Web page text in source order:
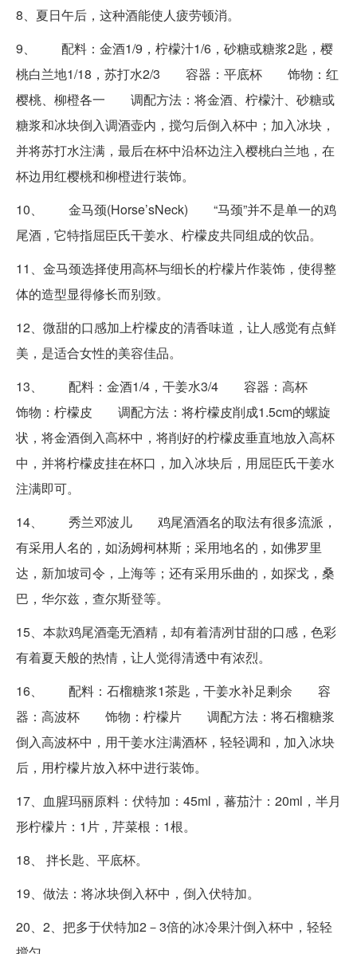
8、夏日午后，这种酒能使人疲劳顿消。
9、 配料：金酒1/9，柠檬汁1/6，砂糖或糖浆2匙，樱
桃白兰地1/18，苏打水2/3 容器：平底杯 饰物：红
樱桃、柳橙各一 调配方法：将金酒、柠檬汁、砂糖或
糖浆和冰块倒入调酒壶内，搅匀后倒入杯中；加入冰块，
并将苏打水注满，最后在杯中沿杯边注入樱桃白兰地，在
杯边用红樱桃和柳橙进行装饰。
10、 金马颈(Horse’sNeck) “马颈”并不是单一的鸡
尾酒，它特指屈臣氏干姜水、柠檬皮共同组成的饮品。
11、金马颈选择使用高杯与细长的柠檬片作装饰，使得整
体的造型显得修长而别致。
12、微甜的口感加上柠檬皮的清香味道，让人感觉有点鲜
美，是适合女性的美容佳品。
13、 配料：金酒1/4，干姜水3/4 容器：高杯
饰物：柠檬皮 调配方法：将柠檬皮削成1.5cm的螺旋
状，将金酒倒入高杯中，将削好的柠檬皮垂直地放入高杯
中，并将柠檬皮挂在杯口，加入冰块后，用屈臣氏干姜水
注满即可。
14、 秀兰邓波儿 鸡尾酒酒名的取法有很多流派，
有采用人名的，如汤姆柯林斯；采用地名的，如佛罗里
达，新加坡司令，上海等；还有采用乐曲的，如探戈，桑
巴，华尔兹，查尔斯登等。
15、本款鸡尾酒毫无酒精，却有着清冽甘甜的口感，色彩
有着夏天般的热情，让人觉得清透中有浓烈。
16、 配料：石榴糖浆1茶匙，干姜水补足剩余 容
器：高波杯 饰物：柠檬片 调配方法：将石榴糖浆
倒入高波杯中，用干姜水注满酒杯，轻轻调和，加入冰块
后，用柠檬片放入杯中进行装饰。
17、血腥玛丽原料：伏特加：45ml，蕃茄汁：20ml，半月
形柠檬片：1片，芹菜根：1根。
18、 拌长匙、平底杯。
19、做法：将冰块倒入杯中，倒入伏特加。
20、2、把多于伏特加2－3倍的冰冷果汁倒入杯中，轻轻